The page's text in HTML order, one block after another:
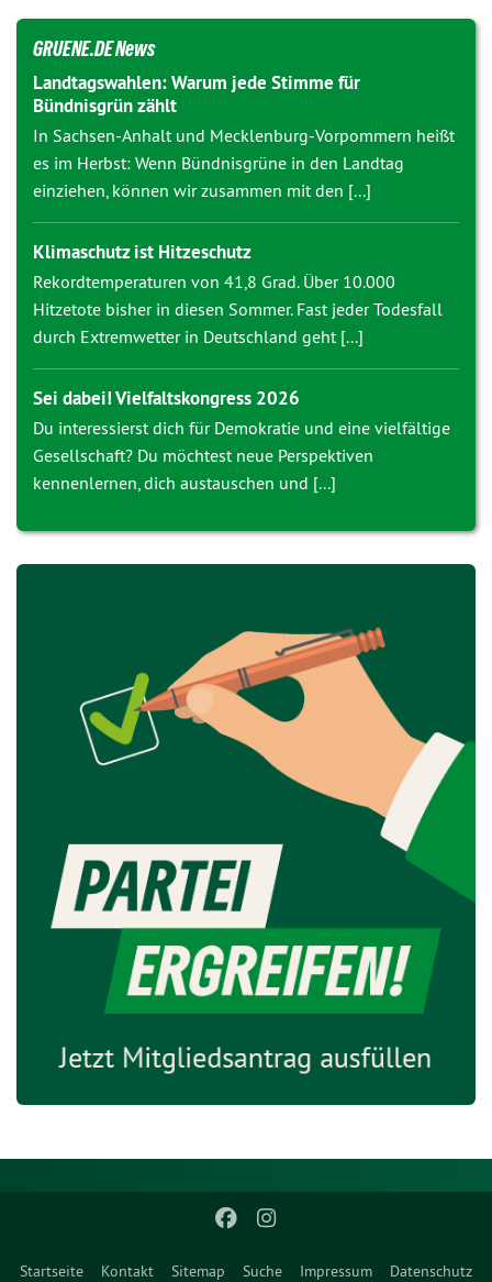
Startseite Kontakt Sitemap Suche Impressum Datenschutz
GRUENE.DE News
Landtagswahlen: Warum jede Stimme für
Bündnisgrün zählt
In Sachsen-Anhalt und Mecklenburg-Vorpommern heißt
es im Herbst: Wenn Bündnisgrüne in den Landtag
einziehen, können wir zusammen mit den [...]
Klimaschutz ist Hitzeschutz
Rekordtemperaturen von 41,8 Grad. Über 10.000
Hitzetote bisher in diesen Sommer. Fast jeder Todesfall
durch Extremwetter in Deutschland geht [...]
Sei dabei! Vielfaltskongress 2026
Du interessierst dich für Demokratie und eine vielfältige
Gesellschaft? Du möchtest neue Perspektiven
kennenlernen, dich austauschen und [...]